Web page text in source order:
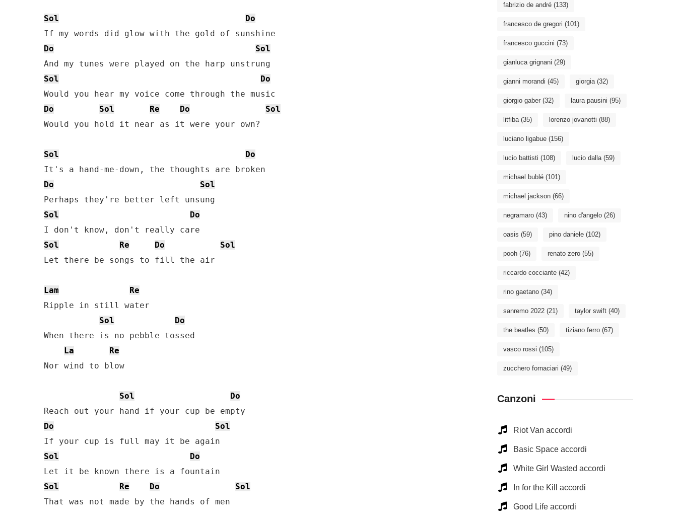
Sol
Do
Do
Sol
Sol
Do
Do
Sol Re Do
Sol
Would you hold it near as it were your own?
Sol
Do
Do
Sol
Sol
Do
Sol
Re Do
Sol
Let there be songs to fill the air
Lam
Re
Ripple in still water
Sol
Do
When there is no pebble tossed
La
Re
Nor wind to blow
Sol
Do
Do
Sol
Sol
Do
Sol
Re Do
Sol
That was not made by the hands of men
fabrizio de andré (133)
francesco de gregori (101)
francesco guccini (73)
gianluca grignani (29)
gianni morandi (45) giorgia(32)
giorgio gaber (32) laura pausini (95)
litfiba(35) lorenzo jovanotti (88)
luciano ligabue (156)
lucio battisti (108) lucio dalla(59)
michael bublé (101)
michael jackson (66)
negramaro (43) nino d'angelo (26)
oasis (59) pino daniele (102)
pooh (76) renato zero (55)
riccardo cocciante (42)
rino gaetano (34)
sanremo 2022 (21) taylor swift (40)
the beatles (50) tiziano ferro (67)
vasco rossi (105)
zucchero fornaciari (49)
Canzoni
Riot Van accordi
Basic Space accordi
White Girl Wasted accordi
In for the Kill accordi
Good Life accordi